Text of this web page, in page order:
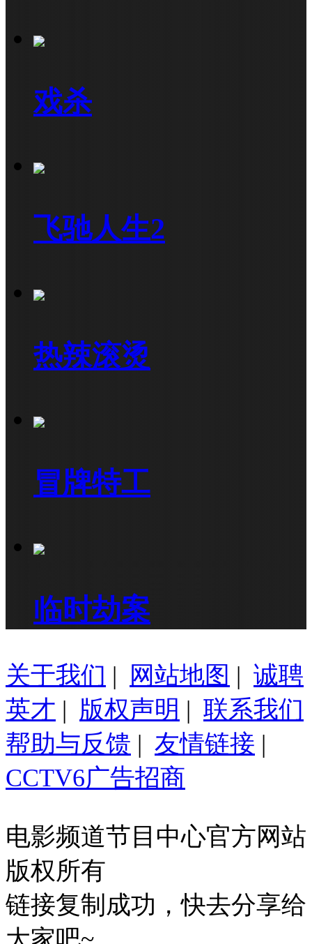
戏杀
飞驰人生2
热辣滚烫
冒牌特工
临时劫案
关于我们 | 网站地图 | 诚聘
英才 | 版权声明 | 联系我们
帮助与反馈 | 友情链接 |
CCTV6广告招商
电影频道节目中心官方网站
版权所有
链接复制成功，快去分享给